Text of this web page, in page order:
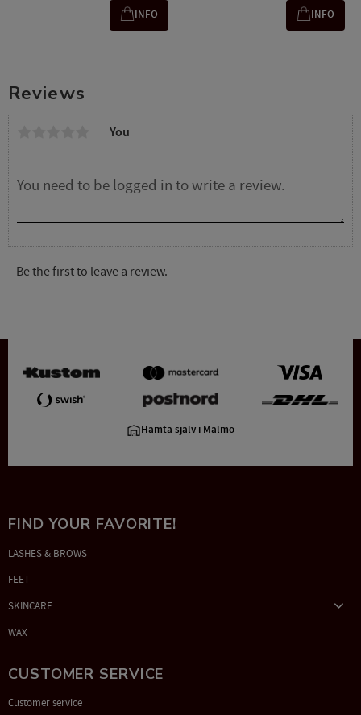
Reviews
You
Be the first to leave a review.
INFO INFO
Hämta själv i Malmö
FIND YOUR FAVORITE!
LASHES & BROWS
FEET
SKINCARE
WAX
CUSTOMER SERVICE
Customer service